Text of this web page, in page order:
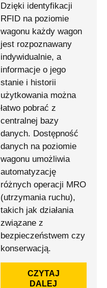
Dzięki identyfikacji
RFID na poziomie
wagonu każdy wagon
jest rozpoznawany
indywidualnie, a
informacje o jego
stanie i historii
użytkowania można
łatwo pobrać z
centralnej bazy
danych. Dostępność
danych na poziomie
wagonu umożliwia
automatyzację
różnych operacji MRO
(utrzymania ruchu),
takich jak działania
związane z
bezpieczeństwem czy
konserwacją.
CZYTAJ
DALEJ